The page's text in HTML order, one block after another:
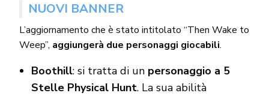
NUOVI BANNER
L’aggiornamento che è stato intitolato “Then Wake to
Weep”, aggiungerà due personaggi giocabili.
Boothill: si tratta di un personaggio a 5
Stelle Physical Hunt. La sua abilità